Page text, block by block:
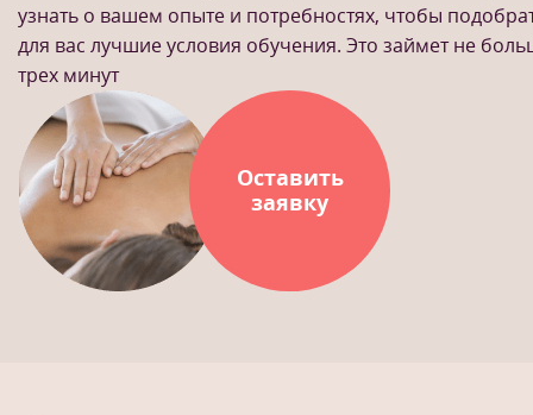
узнать о вашем опыте и потребностях, чтобы
для вас лучшие условия обучения. Это займет не
трех минут
Оставить
заявку